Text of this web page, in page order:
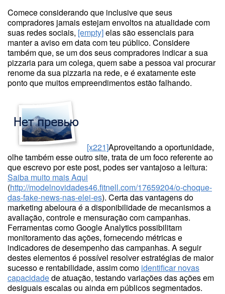
Comece considerando que inclusive que seus
compradores jamais estejam envoltos na atualidade com
suas redes sociais, [empty]elas são essenciais para
manter a aviso em data com teu público. Considere
também que, se um dos seus compradores indicar a sua
pizzaria para um colega, quem sabe a pessoa vai procurar
renome da sua pizzaria na rede, e é exatamente este
ponto que muitos empreendimentos estão falhando.
[x221]Aproveitando a oportunidade,
olhe também esse outro site, trata de um foco referente ao
que escrevo por este post, podes ser vantajoso a leitura:
Saiba muito mais Aqui
(http://modelnovidades46.fitnell.com/17659204/o-choque-
das-fake-news-nas-elei-es). Certa das vantagens do
marketing abeloura é a disponibilidade de mecanismos a
avaliação, controle e mensuração com campanhas.
Ferramentas como Google Analytics possibilitam
monitoramento das ações, fornecendo métricas e
indicadores de desempenho das campanhas. A seguir
destes elementos é possível resolver estratégias de maior
sucesso e rentabilidade, assim como identificar novas
capacidadede atuação, testando variações das ações em
desiguais escalas ou ainda em públicos segmentados.